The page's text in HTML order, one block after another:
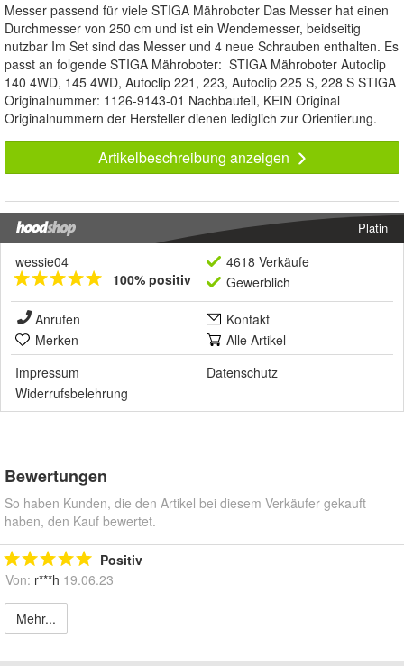
Messer passend für viele STIGA Mähroboter Das Messer hat einen
Durchmesser von 250 cm und ist ein Wendemesser, beidseitig
nutzbar Im Set sind das Messer und 4 neue Schrauben enthalten. Es
passt an folgende STIGA Mähroboter: STIGA Mähroboter Autoclip
140 4WD, 145 4WD, Autoclip 221, 223, Autoclip 225 S, 228 S STIGA
Originalnummer: 1126-9143-01 Nachbauteil, KEIN Original
Originalnummern der Hersteller dienen lediglich zur Orientierung.
Artikelbeschreibung anzeigen
Platin
wessie04
100% positiv
4618 Verkäufe
Gewerblich
Anrufen
Kontakt
Merken
Alle Artikel
Impressum
Datenschutz
Widerrufsbelehrung
Bewertungen
So haben Kunden, die den Artikel bei diesem Verkäufer gekauft
haben, den Kauf bewertet.
Positiv
Von: r***h 19.06.23
Mehr...